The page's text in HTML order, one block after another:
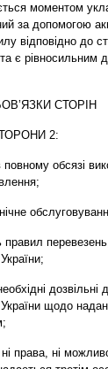
моментом
за допомогою
відповідно до
є рівносильним
СТОРІН
2:
обсязі
правил
дозвільні
щодо
права, ні